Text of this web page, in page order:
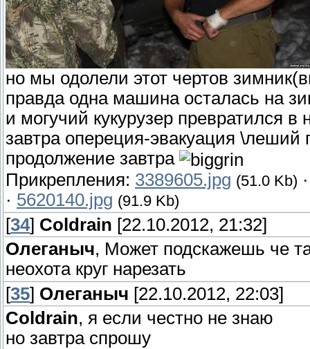
но мы одолели этот чертов
правда одна машина осталась на
и могучий кукурузер превратился
завтра опереция-эвакуация
продолжение завтра
Прикрепления: 3389605.jpg (51.0 Kb)
· 5620140.jpg (91.9 Kb)
[34] Coldrain [22.10.2012, 21:32]
Олеганыч, Может подскажешь че
неохота круг нарезать
[35] Олеганыч [22.10.2012, 22:03]
Coldrain, я если честно не знаю
но завтра спрошу